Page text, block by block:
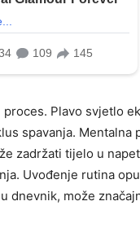
Plavo svjetlo
spavanja. Mentalna
zadržati tijelo u
Uvođenje rutina
dnevnik, može